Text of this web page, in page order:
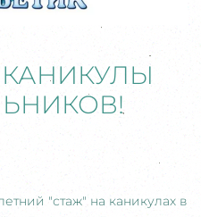
"стаж" на каникулах в